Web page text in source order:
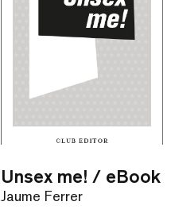
Unsex me! / eBook
Jaume Ferrer